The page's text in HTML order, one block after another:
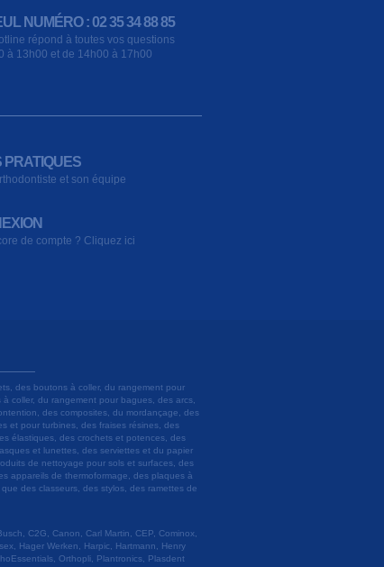
NUMÉRO : 02 35 34 88 85
répond à toutes vos questions
à 13h00 et de 14h00 à 17h00
PRATIQUES
et son équipe
de compte ? Cliquez ici
des boutons à coller, du rangement pour
coller, du rangement pour bagues, des arcs,
des composites, du mordançage, des
et pour turbines, des fraises résines, des
élastiques, des crochets et potences, des
et lunettes, des serviettes et du papier
de nettoyage pour sols et surfaces, des
appareils de thermoformage, des plaques à
des classeurs, des stylos, des ramettes de
C2G, Canon, Carl Martin, CEP, Cominox,
Hager Werken, Harpic, Hartmann, Henry
Orthopli, Plantronics, Plasdent